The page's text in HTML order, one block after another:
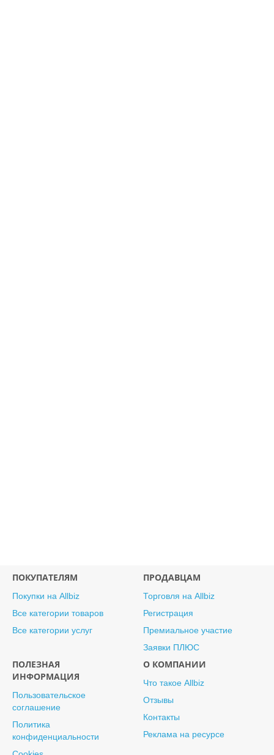
ПОКУПАТЕЛЯМ
Покупки на Allbiz
Все категории товаров
Все категории услуг
ПРОДАВЦАМ
Торговля на Allbiz
Регистрация
Премиальное участие
Заявки ПЛЮС
ПОЛЕЗНАЯ
ИНФОРМАЦИЯ
Пользовательское
соглашение
Политика
конфиденциальности
О КОМПАНИИ
Что такое Allbiz
Отзывы
Контакты
Реклама на ресурсе